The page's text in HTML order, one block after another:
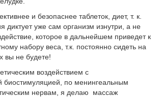
и безопаснее таблеток, диет, т. к.
диктует уже сам организм изнутри, а не
которое в дальнейшем приведет к
набору веса, т.к. постоянно сидеть на
вы не будете!
воздействием с
биостимуляцией, по менингеальным
нервам, я делаю массаж